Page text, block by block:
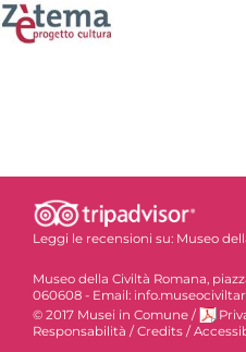
Leggi le recensioni su: Museo
Museo della Civiltà Romana,
060608 - Email:
© 2017 Musei in Comune /
Responsabilità /Credits /